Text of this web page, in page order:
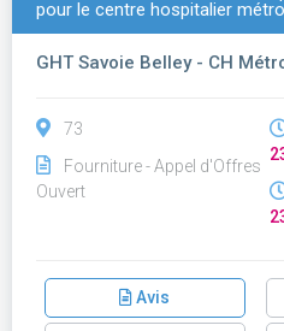
pour le centre hospitalier
GHT Savoie Belley - CH
73
Fourniture - Appel d'Offres
Ouvert
Avis